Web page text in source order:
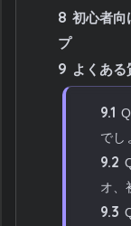
8 初心者向
プ
9 よくある
9.1
でし
9.2
オ、
9.3